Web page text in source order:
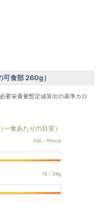
食部 260g）
要栄養量暫定値算出の基準カロ
（一食あたりの目安）